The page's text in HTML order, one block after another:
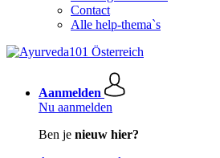
Contact
Alle help-thema`s
Aanmelden
Nu aanmelden
Ben je nieuw hier?